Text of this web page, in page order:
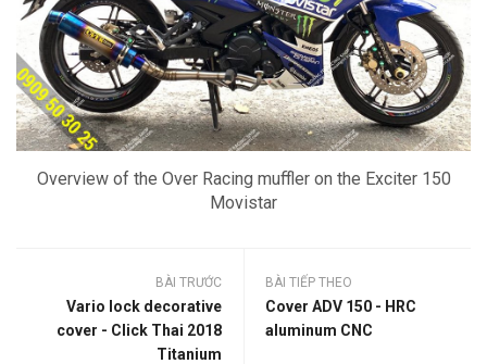
Overview of the Over Racing muffler on the Exciter 150
Movistar
BÀI TRƯỚC
Vario lock decorative
cover - Click Thai 2018
Titanium
BÀI TIẾP THEO
Cover ADV 150 - HRC
aluminum CNC